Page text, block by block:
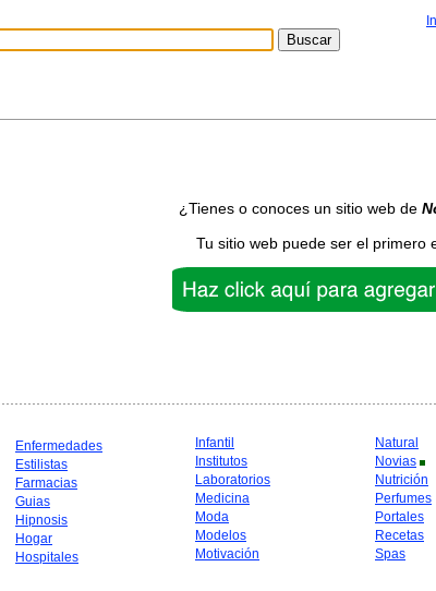
¿Tienes o conoces un sitio web de
Tu sitio web puede ser el primero
Enfermedades
Estilistas
Farmacias
Guias
Hipnosis
Hogar
Hospitales
Infantil
Institutos
Laboratorios
Medicina
Moda
Modelos
Motivación
Natural
Novias
Nutrición
Perfumes
Portales
Recetas
Spas